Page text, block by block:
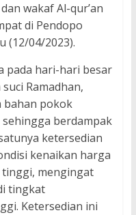
wakaf Al-qur’an
di Pendopo
(12/04/2023).
pada hari-hari besar
Ramadhan,
bahan pokok
berdampak
ketersedian
kenaikan harga
mengingat
tingkat
Ketersedian ini